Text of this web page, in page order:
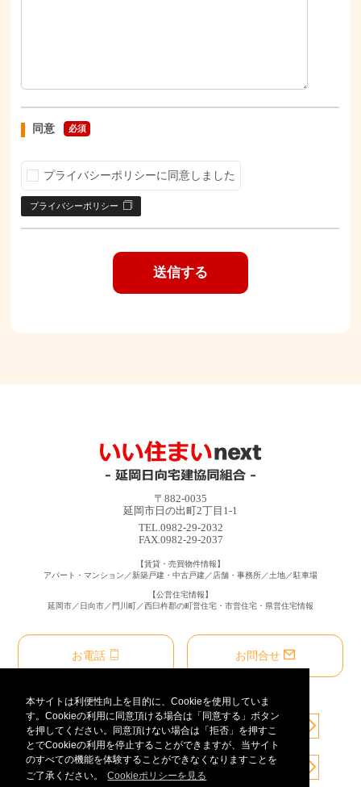
本サイトは利便性向上を目的に、Cookieを使用していま
す。Cookieの利用に同意頂ける場合は「同意する」ボタン
を押してください。同意頂けない場合は「拒否」を押すこ
とでCookieの利用を停止することができますが、当サイト
のすべての機能を体験することができなくなりますことを
ご了承ください。
Cookieポリシーを見る
同意 必須
プライバシーポリシーに同意しました
プライバシーポリシー
〒882-0035
延岡市日の出町2丁目1-1
TEL.0982-29-2032
FAX.0982-29-2037
【賃貸・売買物件情報】
アパート・マンション／新築戸建・中古戸建／店舗・事務所／土地／駐車場
【公営住宅情報】
延岡市／日向市／門川町／西臼杵郡の町営住宅・市営住宅・県営住宅情報
お電話 お問合せ